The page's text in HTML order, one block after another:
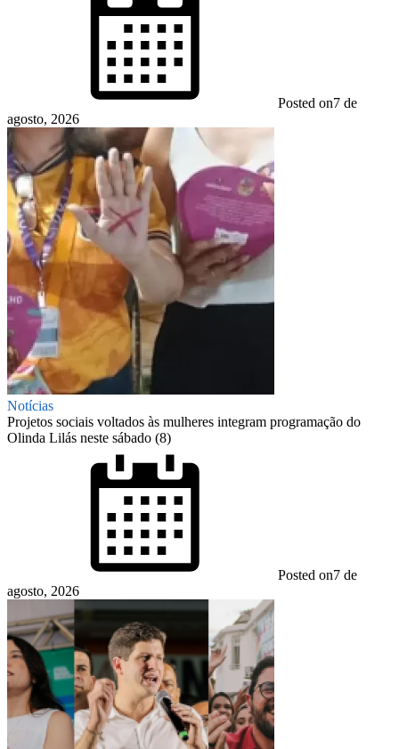
Posted on7 de
agosto, 2026
Notícias
Projetos sociais voltados às mulheres integram programação do
Olinda Lilás neste sábado (8)
Posted on7 de
agosto, 2026